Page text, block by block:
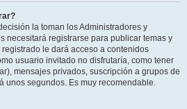
la toman los Administradores y
necesitará registrarse para publicar temas y
le dará acceso a contenidos
usuario invitado no disfrutaría, como tener
mensajes privados, suscripción a grupos de
unos segundos. Es muy recomendable.